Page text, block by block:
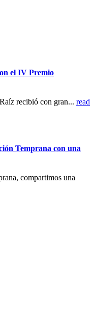
el IV Premio
recibió con gran... read
Temprana con una
compartimos una